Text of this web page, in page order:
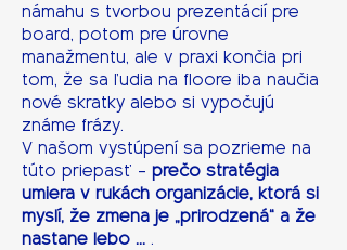
námahu s tvorbou prezentácií pre
board, potom pre úrovne
manažmentu, ale v praxi končia pri
tom, že sa ľudia na floore iba naučia
nové skratky alebo si vypočujú
známe frázy.
V našom vystúpení sa pozrieme na
túto priepasť – prečo stratégia
umiera v rukách organizácie, ktorá si
myslí, že zmena je „prirodzená“ a že
nastane lebo … .